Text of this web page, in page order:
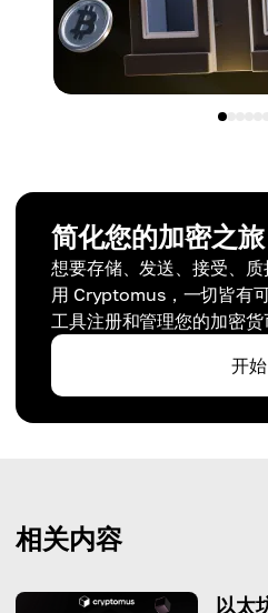
简化您的加密之旅
想要存储、发送、接受、
用 Cryptomus，一切皆有
工具注册和管理您的加密货
开始
相关内容
以太